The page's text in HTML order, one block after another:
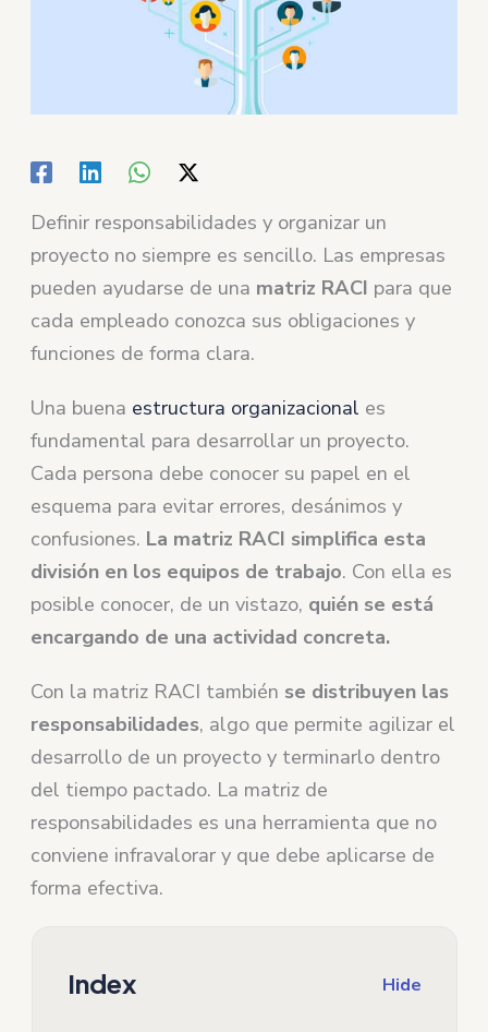
Definir responsabilidades y organizar un
proyecto no siempre es sencillo. Las empresas
pueden ayudarse de una matriz RACI para que
cada empleado conozca sus obligaciones y
funciones de forma clara.
Una buena estructura organizacional es
fundamental para desarrollar un proyecto.
Cada persona debe conocer su papel en el
esquema para evitar errores, desánimos y
confusiones. La matriz RACI simplifica esta
división en los equipos de trabajo. Con ella es
posible conocer, de un vistazo, quién se está
encargando de una actividad concreta.
Con la matriz RACI también se distribuyen las
responsabilidades, algo que permite agilizar el
desarrollo de un proyecto y terminarlo dentro
del tiempo pactado. La matriz de
responsabilidades es una herramienta que no
conviene infravalorar y que debe aplicarse de
forma efectiva.
Index Hide